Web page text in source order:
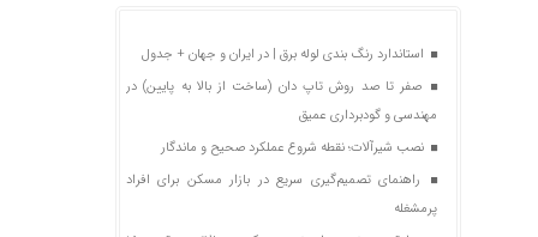
استاندارد رنگ بندی لوله برق | در ایران و جهان + جدول
صفر تا صد روش تاپ دان (ساخت از بالا به پایین) در
مهندسی و گودبرداری عمیق
نصب شیرآلات؛ نقطه شروع عملکرد صحیح و ماندگار
راهنمای تصمیم‌گیری سریع در بازار مسکن برای افراد
پرمشغله